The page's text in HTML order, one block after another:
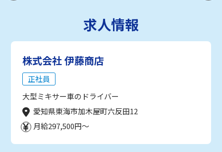
求人情報
株式会社 伊藤商店
正社員
大型ミキサー車のドライバー
愛知県東海市加木屋町六反田12
月給297,500円～